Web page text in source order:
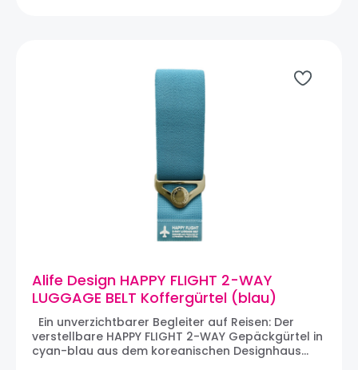
praktische und farbenfrohe Geschenkideen für
alle Reiselustigen mit Stil.
Alife Design HAPPY FLIGHT 2-WAY
LUGGAGE BELT Koffergürtel (blau)
Ein unverzichtbarer Begleiter auf Reisen: Der
verstellbare HAPPY FLIGHT 2-WAY Gepäckgürtel in
cyan-blau aus dem koreanischen Designhaus